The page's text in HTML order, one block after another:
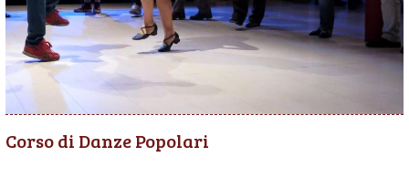
Corso di Danze Popolari